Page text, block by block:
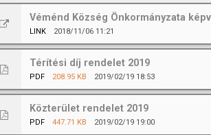
Véménd Község Önkormányzata
LINK 2018/11/06 11:21
Térítési díj rendelet 2019
PDF 208.95 KB 2019/02/19 18:53
Közterület rendelet 2019
PDF 447.71 KB 2019/02/19 19:00